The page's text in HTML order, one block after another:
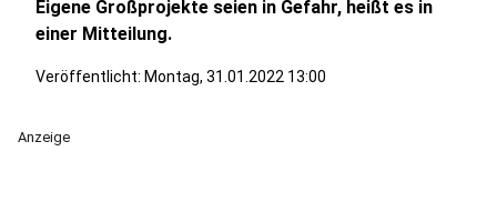
Eigene Großprojekte seien in Gefahr, heißt es in
einer Mitteilung.
Veröffentlicht: Montag, 31.01.2022 13:00
Anzeige